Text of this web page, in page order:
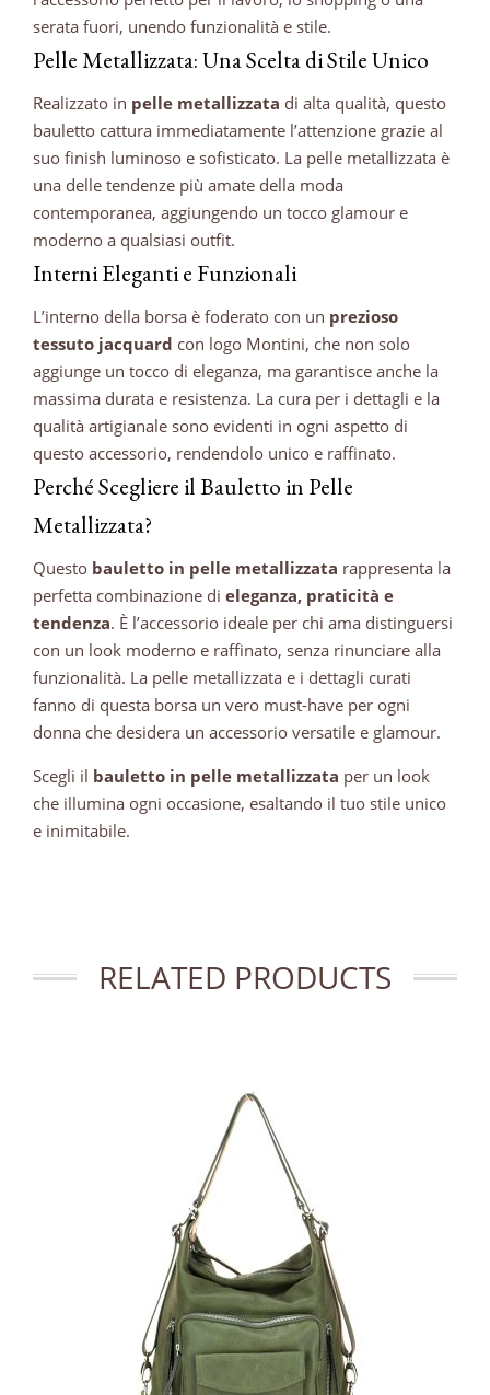
serata fuori, unendo funzionalità e stile.
Pelle Metallizzata: Una Scelta di Stile Unico
Realizzato in pelle metallizzata di alta qualità, questo
bauletto cattura immediatamente l’attenzione grazie al
suo finish luminoso e sofisticato. La pelle metallizzata è
una delle tendenze più amate della moda
contemporanea, aggiungendo un tocco glamour e
moderno a qualsiasi outfit.
Interni Eleganti e Funzionali
L’interno della borsa è foderato con un prezioso
tessuto jacquard con logo Montini, che non solo
aggiunge un tocco di eleganza, ma garantisce anche la
massima durata e resistenza. La cura per i dettagli e la
qualità artigianale sono evidenti in ogni aspetto di
questo accessorio, rendendolo unico e raffinato.
Perché Scegliere il Bauletto in Pelle
Metallizzata?
Questo bauletto in pelle metallizzata rappresenta la
perfetta combinazione di eleganza, praticità e
tendenza. È l’accessorio ideale per chi ama distinguersi
con un look moderno e raffinato, senza rinunciare alla
funzionalità. La pelle metallizzata e i dettagli curati
fanno di questa borsa un vero must-have per ogni
donna che desidera un accessorio versatile e glamour.
Scegli il bauletto in pelle metallizzata per un look
che illumina ogni occasione, esaltando il tuo stile unico
e inimitabile.
RELATED PRODUCTS